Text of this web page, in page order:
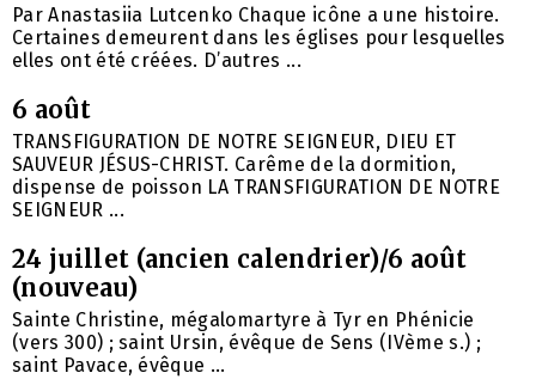
Par Anastasiia Lutcenko Chaque icône a une histoire.
Certaines demeurent dans les églises pour lesquelles
elles ont été créées. D’autres ...
6 août
TRANSFIGURATION DE NOTRE SEIGNEUR, DIEU ET
SAUVEUR JÉSUS-CHRIST. Carême de la dormition,
dispense de poisson LA TRANSFIGURATION DE NOTRE
SEIGNEUR ...
24 juillet (ancien calendrier)/6 août
(nouveau)
Sainte Christine, mégalomartyre à Tyr en Phénicie
(vers 300) ; saint Ursin, évêque de Sens (IVème s.) ;
saint Pavace, évêque ...